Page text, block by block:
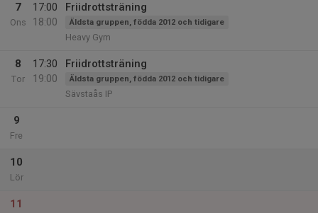
7
Ons
17:00
18:00
Friidrottsträning
Äldsta gruppen, födda 2012 och tidigare
Heavy Gym
8
Tor
17:30
19:00
Friidrottsträning
Äldsta gruppen, födda 2012 och tidigare
Sävstaås IP
9
Fre
10
Lör
11